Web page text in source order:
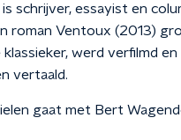
schrijver, essayist en
roman Ventoux (2013)
werd verfilmd en
vertaald.
gaat met Bert